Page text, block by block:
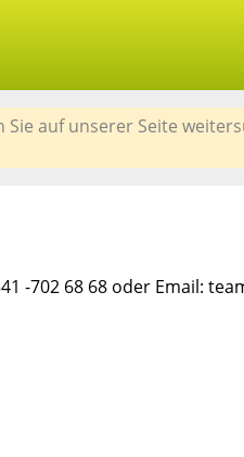
auf unserer Seite
-702 68 68 oder Email: